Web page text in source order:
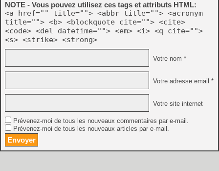
NOTE - Vous pouvez utilisez ces tags et attributs HTML:
<a href="" title=""> <abbr title=""> <acronym
title=""> <b> <blockquote cite=""> <cite>
<code> <del datetime=""> <em> <i> <q cite="">
<s> <strike> <strong>
Votre nom *
Votre adresse email *
Votre site internet
Prévenez-moi de tous les nouveaux commentaires par e-mail.
Prévenez-moi de tous les nouveaux articles par e-mail.